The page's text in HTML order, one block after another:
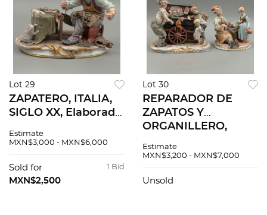
Lot 29
ZAPATERO, ITALIA,
SIGLO XX, Elaborado
policromada. Sellado
Firmado B. Merli.
Estimate
MXN$3,000 - MXN$6,000
1 Bid
Sold for
MXN$2,500
Lot 30
REPARADOR DE
ZAPATOS Y
ORGANILLERO,
Elaborados en
policromada. Tipo
Estimate
MXN$3,200 - MXN$7,000
Unsold